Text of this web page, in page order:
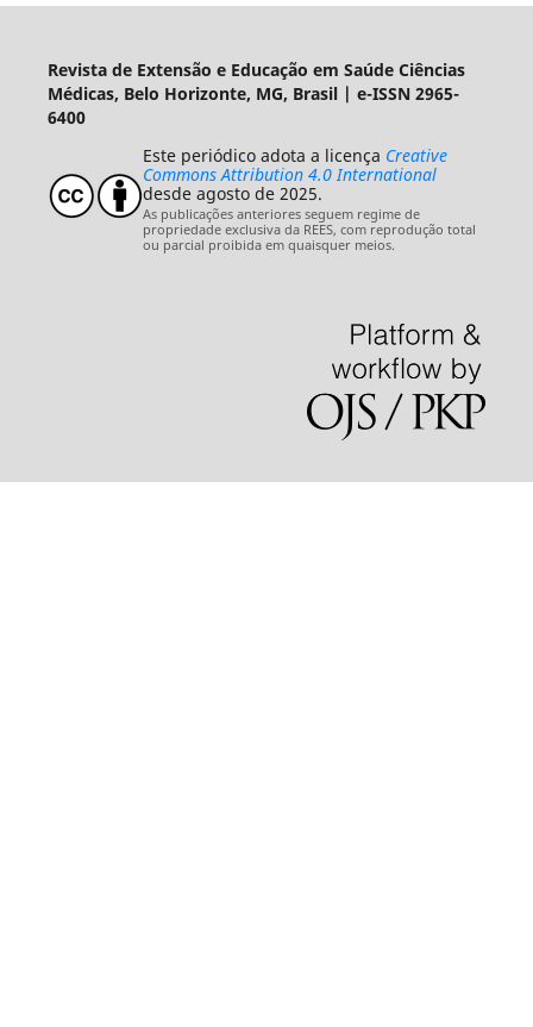
Revista de Extensão e Educação em Saúde Ciências
Médicas, Belo Horizonte, MG, Brasil | e-ISSN 2965-
6400
Este periódico adota a licença Creative
Commons Attribution 4.0 International
desde agosto de 2025.
As publicações anteriores seguem regime de
propriedade exclusiva da REES, com reprodução total
ou parcial proibida em quaisquer meios.